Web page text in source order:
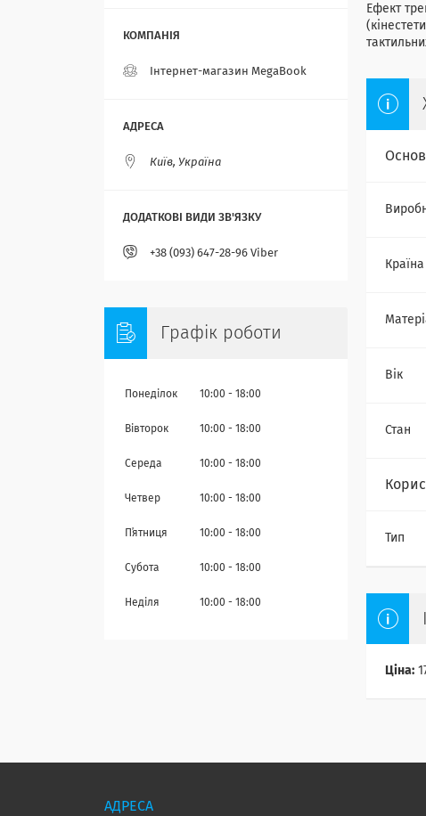
Ефект
Вік
Стан
Тип
Ціна:
Інтернет-магазин MegaBook
Київ, Україна
+38 (093) 647-28-96 Viber
Графік роботи
Понеділок 10:00 18:00
Вівторок 10:00 18:00
Середа 10:00 18:00
Четвер 10:00 18:00
Пʼятниця 10:00 18:00
Субота 10:00 18:00
Неділя 10:00 18:00